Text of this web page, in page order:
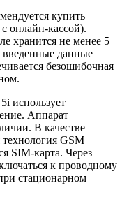
купить
онлайн-кассой).
хранится не менее 5
введенные данные
безошибочная
использует
Аппарат
В качестве
технология GSM
SIM-карта. Через
к проводному
стационарном